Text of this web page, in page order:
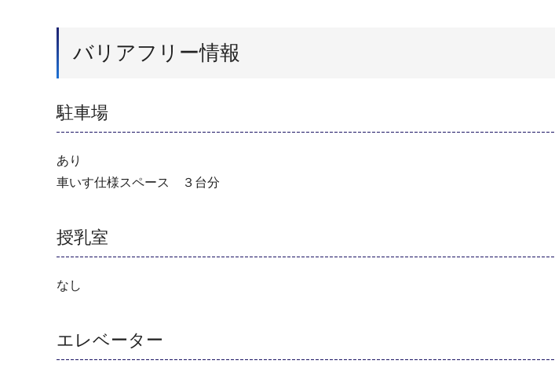
バリアフリー情報
駐車場
あり
車いす仕様スペース ３台分
授乳室
なし
エレベーター